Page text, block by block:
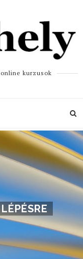
kurzusok